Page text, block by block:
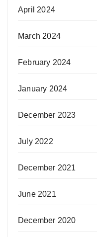
April 2024
March 2024
February 2024
January 2024
December 2023
July 2022
December 2021
June 2021
December 2020